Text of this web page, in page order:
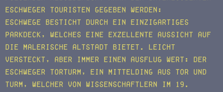
Eschweger Touristen gegeben werden:
Eschwege besticht durch ein einzigartiges
Parkdeck, welches eine exzellente Aussicht auf
die malerische Altstadt bietet. Leicht
versteckt, aber immer einen Ausflug wert: Der
Eschweger Torturm, ein Mittelding aus Tor und
Turm, welcher von Wissenschaftlern im 19.